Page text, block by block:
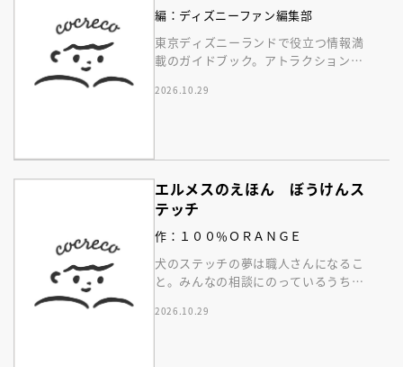
編：ディズニーファン編集部
東京ディズニーランドで役立つ情報満
載のガイドブック。アトラクション、
冊に！
2026.10.29
エルメスのえほん ぼうけんス
テッチ
作：１００％ＯＲＡＮＧＥ
犬のステッチの夢は職人さんになるこ
と。みんなの相談にのっているうち
かれるエルメスの絵本。
2026.10.29